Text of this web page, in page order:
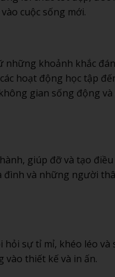
cuộc sống mới.
những khoảnh khắc
hoạt động học tập
gian sống động và
giúp đỡ và tạo điều
đình và những người
sự tỉ mỉ, khéo léo và
thiết kế và in ấn.